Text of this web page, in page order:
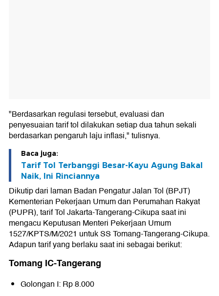
"Berdasarkan regulasi tersebut, evaluasi dan
penyesuaian tarif tol dilakukan setiap dua tahun sekali
berdasarkan pengaruh laju inflasi," tulisnya.
Baca juga:
Tarif Tol Terbanggi Besar-Kayu Agung Bakal
Naik, Ini Rinciannya
Dikutip dari laman Badan Pengatur Jalan Tol (BPJT)
Kementerian Pekerjaan Umum dan Perumahan Rakyat
(PUPR), tarif Tol Jakarta-Tangerang-Cikupa saat ini
mengacu Keputusan Menteri Pekerjaan Umum
1527/KPTS/M/2021 untuk SS Tomang-Tangerang-Cikupa.
Adapun tarif yang berlaku saat ini sebagai berikut:
Tomang IC-Tangerang
Golongan I: Rp 8.000